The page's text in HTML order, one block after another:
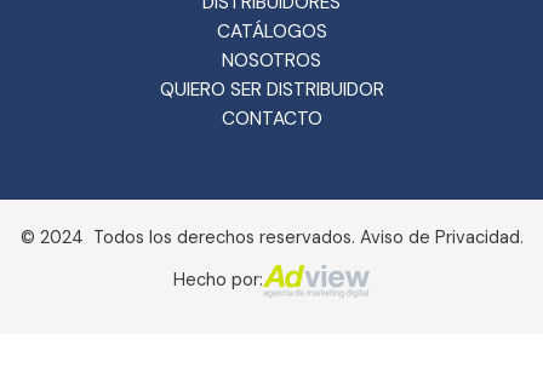
CATÁLOGOS
NOSOTROS
QUIERO SER DISTRIBUIDOR
CONTACTO
© 2024 Todos los derechos reservados. Aviso de Privacidad.
Hecho por: